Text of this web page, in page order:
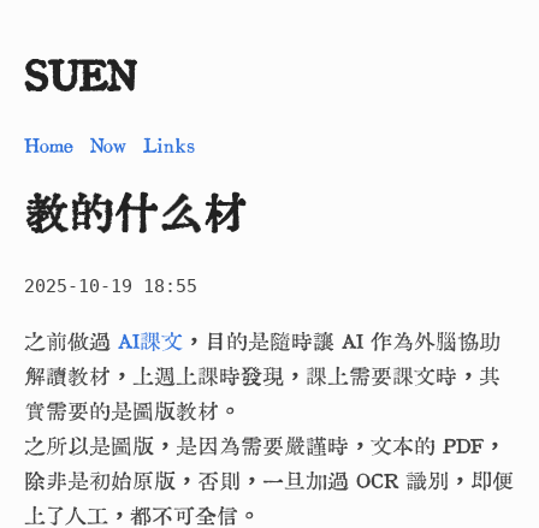
SUEN
Home Now Links
教的什么材
2025-10-19 18:55
之前做過 AI課文 ，目的是隨時讓 AI 作為外腦協助
解讀教材，上週上課時發現，課上需要課文時，其
實需要的是圖版教材。
之所以是圖版，是因為需要嚴謹時，文本的 PDF，
除非是初始原版，否則，一旦加過 OCR 識別，即便
上了人工，都不可全信。